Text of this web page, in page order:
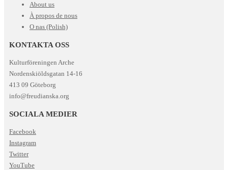
About us
À propos de nous
O nas (Polish)
KONTAKTA OSS
Kulturföreningen Arche
Nordenskiöldsgatan 14-16
413 09 Göteborg
info@freudianska.org
SOCIALA MEDIER
Facebook
Instagram
Twitter
YouTube